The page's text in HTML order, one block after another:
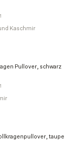
Kaschmir
Pullover, schwarz
taupe